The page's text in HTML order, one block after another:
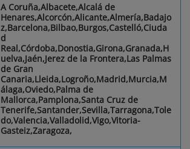
A Coruña,Albacete,Alcalá de
Henares,Alcorcón,Alicante,Almería,Badajo
z,Barcelona,Bilbao,Burgos,Castelló,Ciuda
d
Real,Córdoba,Donostia,Girona,Granada,H
uelva,Jaén,Jerez de la Frontera,Las Palmas
de Gran
Canaria,Lleida,Logroño,Madrid,Murcia,M
álaga,Oviedo,Palma de
Mallorca,Pamplona,Santa Cruz de
Tenerife,Santander,Sevilla,Tarragona,Tole
do,Valencia,Valladolid,Vigo,Vitoria-
Gasteiz,Zaragoza,